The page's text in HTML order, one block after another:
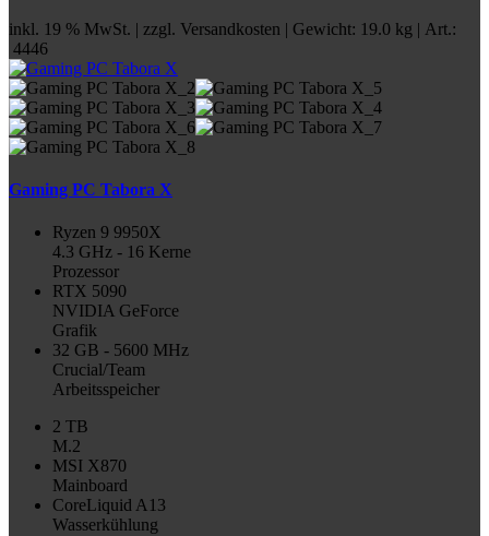
inkl. 19 % MwSt. | zzgl. Versandkosten | Gewicht: 19.0 kg | Art.:
4446
Gaming PC Tabora X
Ryzen 9 9950X
4.3 GHz - 16 Kerne
Prozessor
RTX 5090
NVIDIA GeForce
Grafik
32 GB - 5600 MHz
Crucial/Team
Arbeitsspeicher
2 TB
M.2
MSI X870
Mainboard
CoreLiquid A13
Wasserkühlung